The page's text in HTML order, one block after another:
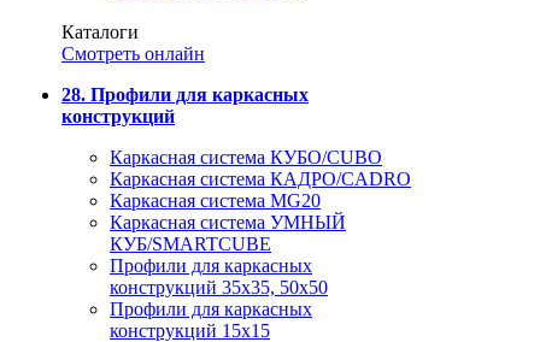
Каталоги
Смотреть онлайн
28. Профили для каркасных
конструкций
Каркасная система КУБО/CUBO
Каркасная система КАДРО/CADRO
Каркасная система MG20
Каркасная система УМНЫЙ
КУБ/SMARTCUBE
Профили для каркасных
конструкций 35x35, 50x50
Профили для каркасных
конструкций 15х15